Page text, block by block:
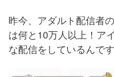
昨今、アダルト配信者
は何と10万人以上！ア
な配信をしているんです
https://www.j-